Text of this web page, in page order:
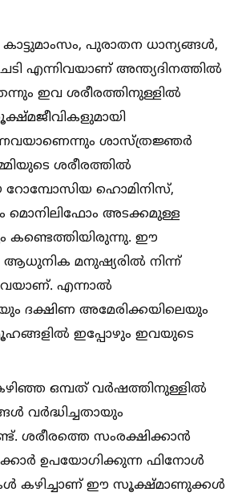
പുരാതന ധാന്യങ്ങള്‍,
എന്നിവയാണ് അന്ത്യദിനത്തില്‍
ഇവ ശരീരത്തിനുള്ളില്‍
ശാസ്ത്രജ്ഞർ
ശരീരത്തില്‍
റോമ്പോസിയ ഹൊമിനിസ്,
മൊനിലിഫോം അടക്കമുള്ള
കണ്ടെത്തിയിരുന്നു. ഈ
ആധുനിക മനുഷ്യരില്‍ നിന്ന്
എന്നാല്‍
ദക്ഷിണ അമേരിക്കയിലെയും
ഇപ്പോഴും ഇവയുടെ
ഒമ്പത് വർഷത്തിനുള്ളില്‍
വർദ്ധിച്ചതായും
ശരീരത്തെ സംരക്ഷിക്കാൻ
ഉപയോഗിക്കുന്ന ഫിനോള്‍
കഴിച്ചാണ് ഈ സൂക്ഷ്മാണുക്കള്‍